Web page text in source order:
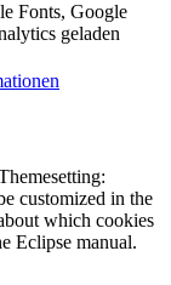
Fonts, Google
geladen
customized in the
which cookies
Eclipse manual.